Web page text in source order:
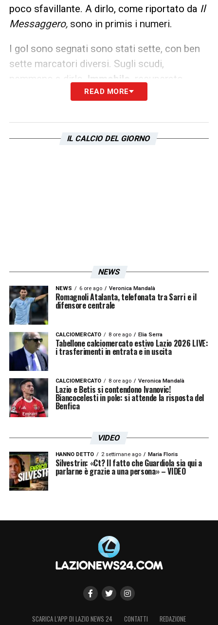
poco sfavillante. A dirlo, come riportato da Il
Messaggero, sono in primis i numeri.
I gol sono segnati sono stati sette, con ben
sette marcatori diversi. Sugli scudi,
nemmeno a dirlo, Immobile,
recuperato
dall’infortunio e più motivato che mai. Bene
ottima forma. Si sono messi in mostra anche
Cancellieri e Romero.Apparso un po’
READ MORE
IL CALCIO DEL GIORNO
NEWS
NEWS 6 ore ago Veronica Mandalà
Romagnoli Atalanta, telefonata tra Sarri e il
difensore centrale
CALCIOMERCATO 8 ore ago Elia Serra
Tabellone calciomercato estivo Lazio 2026 LIVE:
i trasferimenti in entrata e in uscita
CALCIOMERCATO 8 ore ago Veronica Mandalà
Lazio e Betis si contendono Ivanovic!
Biancocelesti in pole: si attende la risposta del
Benfica
VIDEO
HANNO DETTO 2 settimane ago Maria Floris
Silvestrin: «Ct? Il fatto che Guardiola sia qui a
parlarne è grazie a una persona» – VIDEO
SCARICA L’APP DI LAZIO NEWS 24 CONTATTI REDAZIONE